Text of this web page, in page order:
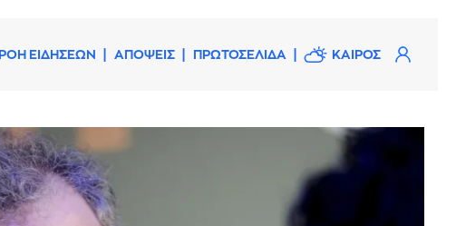
ΡΟΗ ΕΙΔΗΣΕΩΝ ΑΠΟΨΕΙΣ ΠΡΩΤΟΣΕΛΙΔΑ ΚΑΙΡΟΣ